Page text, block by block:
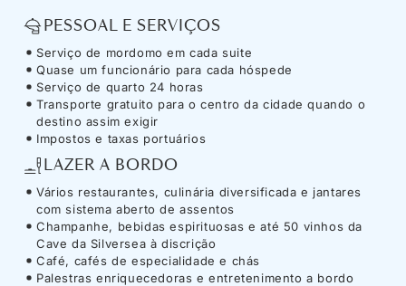
PESSOAL E SERVIÇOS
Serviço de mordomo em cada suite
Quase um funcionário para cada hóspede
Serviço de quarto 24 horas
Transporte gratuito para o centro da cidade quando o
destino assim exigir
Impostos e taxas portuários
LAZER A BORDO
Vários restaurantes, culinária diversificada e jantares
com sistema aberto de assentos
Champanhe, bebidas espirituosas e até 50 vinhos da
Cave da Silversea à discrição
Café, cafés de especialidade e chás
Palestras enriquecedoras e entretenimento a bordo